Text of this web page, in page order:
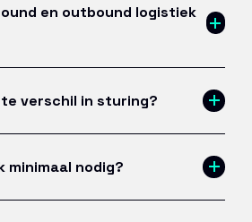
en outbound logistiek
verschil in sturing?
minimaal nodig?